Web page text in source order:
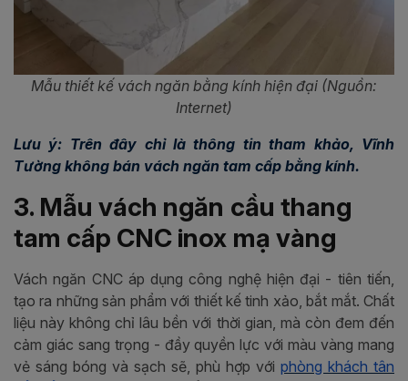
Mẫu thiết kế vách ngăn bằng kính hiện đại (Nguồn:
Internet)
Lưu ý: Trên đây chỉ là thông tin tham khảo, Vĩnh
Tường không bán vách ngăn tam cấp bằng kính.
3. Mẫu vách ngăn cầu thang
tam cấp CNC inox mạ vàng
Vách ngăn CNC áp dụng công nghệ hiện đại - tiên tiến,
tạo ra những sản phẩm với thiết kế tinh xảo, bắt mắt. Chất
liệu này không chỉ lâu bền với thời gian, mà còn đem đến
cảm giác sang trọng - đầy quyền lực với màu vàng mang
vẻ sáng bóng và sạch sẽ, phù hợp với phòng khách tân